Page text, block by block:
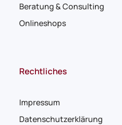
Beratung & Consulting
Onlineshops
Rechtliches
Impressum
Datenschutzerklärung